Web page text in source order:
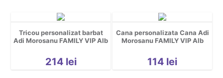
Tricou personalizat barbat
Adi Morosanu FAMILY VIP Alb
214 lei
Cana personalizata Cana Adi
Morosanu FAMILY VIP Alb
114 lei